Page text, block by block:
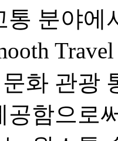
통 분야
화 관광
공함으로